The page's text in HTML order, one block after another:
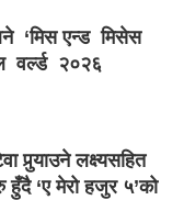
‘मिस एन्ड मिसेस
वर्ल्ड २०२६
पुर्‍याउने लक्ष्यसहित
हुँदै ‘ए मेरो हजुर ५’को